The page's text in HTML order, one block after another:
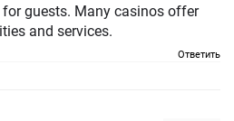
casinos offer
and services.
Ответить